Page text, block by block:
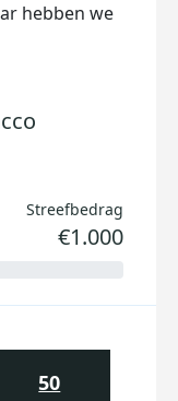
hebben we
Streefbedrag
€1.000
50